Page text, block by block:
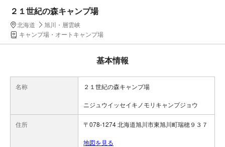
２１世紀の森キャンプ場
北海道
旭川・層雲峡
キャンプ場・オートキャンプ場
基本情報
名称 ２１世紀の森キャンプ場
ニジュウイッセイキノモリキャンプジョウ
住所 〒078-1274 北海道旭川市東旭川町瑞穂９３７
地図を見る